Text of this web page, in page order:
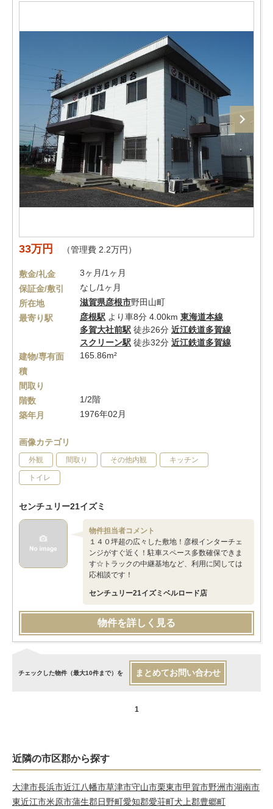
33万円 （管理費 2.2万円）
敷金/礼金
3ヶ月/1ヶ月
保証金/敷引
なし/1ヶ月
所在地
滋賀県彦根市野田山町
最寄り駅
彦根駅 より車8分 4.00km 東海道本線
多賀大社前駅 徒歩26分 近江鉄道多賀線
スクリーン駅 徒歩32分 近江鉄道多賀線
建物/専有面
積
165.86m²
間取り
階数
1/2階
築年月
1976年02月
画像カテゴリ
外観 間取り その他内観 キッチン
トイレ
センチュリー21イズミ
物件担当者コメント
１４０坪超の広々した敷地！彦根インターチェ
ンジがすぐ近く！駐車スペース多数確保できま
す☆トラックの中継基地など、利用に関しては
応相談です！
センチュリー21イズミベルロード店
物件を詳しく見る
チェックした物件（最大10件まで）を まとめてお問い合わせ
1
近隣の市区郡から探す
大津市長浜市近江八幡市草津市守山市栗東市甲賀市野洲市湖南市
東近江市米原市蒲生郡日野町愛知郡愛荘町犬上郡豊郷町